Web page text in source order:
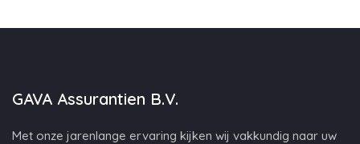
GAVA Assurantien B.V.
Met onze jarenlange ervaring kijken wij vakkundig naar uw